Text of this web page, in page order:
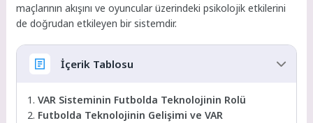
maçlarının akışını ve oyuncular üzerindeki psikolojik etkilerini
de doğrudan etkileyen bir sistemdir.
İçerik Tablosu
VAR Sisteminin Futbolda Teknolojinin Rolü
Futbolda Teknolojinin Gelişimi ve VAR